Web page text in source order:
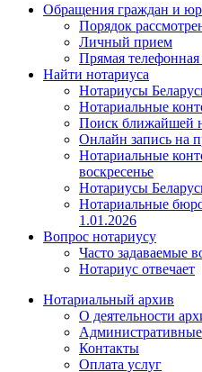
Обращения граждан и
Порядок
Личный прием
Прямая
Найти нотариуса
Нотариусы
Нотариальные
Поиск ближайшей
Онлайн запись на
Нотариальные
воскресенье
Нотариусы
Нотариальные
1.01.2026
Вопрос нотариусу
Часто задаваемые
Нотариус отвечает
Нотариальный архив
О деятельности
Контакты
Оплата услуг